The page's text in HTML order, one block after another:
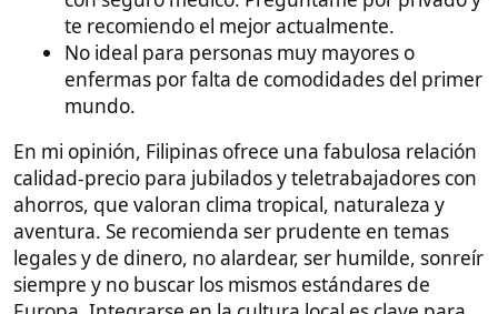
Vídeos Guías
Seguro Recomendado Guía Vivir en Filipinas
Apoyar Proyecto Patreon
Última edición:11 Sep 2023
Citar